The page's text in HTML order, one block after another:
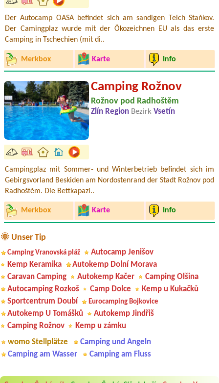
Der Autocamp OASA befindet sich am sandigen Teich Staňkov.
Der Camingplaz wurde mit der Ökozeichnen EU als das erste
Camping in Tschechien (mit di..
Merkbox Karte Info
Camping Rožnov
Rožnov pod Radhoštěm
Zlín Region Bezirk Vsetín
Campingplaz mit Sommer- und Winterbetrieb befindet sich im
Gebirgsvorland Beskiden am Nordostenrand der Stadt Rožnov pod
Radhoštěm. Die Bettkapazi..
Merkbox Karte Info
🌞 Unser Tip
Camping Vranovská pláž
Autocamp Jenišov
Kemp Keramika
Autokemp Dolní Morava
Caravan Camping
Autokemp Kačer
Camping Olšina
Autocamping Rozkoš
Camp Dolce
Kemp u Kukačků
Sportcentrum Doubí
Eurocamping Bojkovice
Autokemp U Tomášků
Autokemp Jindřiš
Camping Rožnov
Kemp u zámku
womo Stellplätze
Camping und Angeln
Camping am Wasser
Camping am Fluss
Aneta Melicharová***